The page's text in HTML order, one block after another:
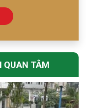
QUAN TÂM